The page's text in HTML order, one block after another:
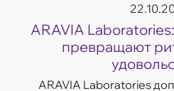
ARAVIA
превращают
ARAVIA Laboratories